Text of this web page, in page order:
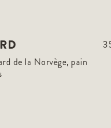
de la Norvège, pain